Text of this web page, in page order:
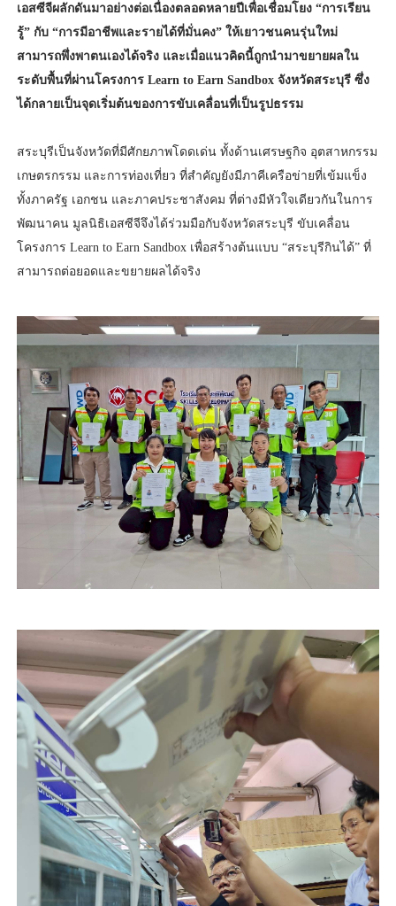
เอสซีจีผลักดันมาอย่างต่อเนื่องตลอดหลายปีเพื่อเชื่อมโยง “การเรียน
รู้” กับ “การมีอาชีพและรายได้ที่มั่นคง” ให้เยาวชนคนรุ่นใหม่
สามารถพึ่งพาตนเองได้จริง และเมื่อแนวคิดนี้ถูกนำมาขยายผลใน
ระดับพื้นที่ผ่านโครงการ Learn to Earn Sandbox จังหวัดสระบุรี ซึ่ง
ได้กลายเป็นจุดเริ่มต้นของการขับเคลื่อนที่เป็นรูปธรรม
สระบุรีเป็นจังหวัดที่มีศักยภาพโดดเด่น ทั้งด้านเศรษฐกิจ อุตสาหกรรม
เกษตรกรรม และการท่องเที่ยว ที่สำคัญยังมีภาคีเครือข่ายที่เข้มแข็ง
ทั้งภาครัฐ เอกชน และภาคประชาสังคม ที่ต่างมีหัวใจเดียวกันในการ
พัฒนาคน มูลนิธิเอสซีจีจึงได้ร่วมมือกับจังหวัดสระบุรี ขับเคลื่อน
โครงการ Learn to Earn Sandbox เพื่อสร้างต้นแบบ “สระบุรีกินได้” ที่
สามารถต่อยอดและขยายผลได้จริง